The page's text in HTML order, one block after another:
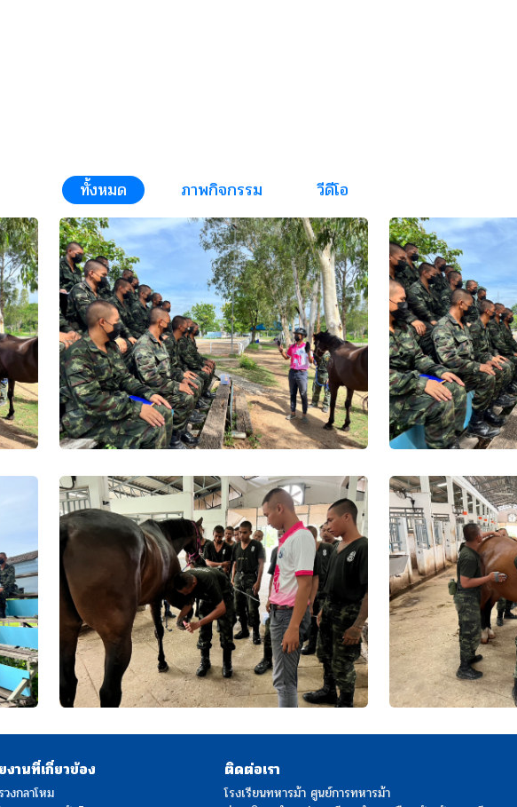
ทั้งหมด ภาพกิจกรรม วีดีโอ
งานที่เกี่ยวข้อง
งกลาโหม
ติดต่อเรา
โรงเรียนทหารม้า ศูนย์การทหารม้า